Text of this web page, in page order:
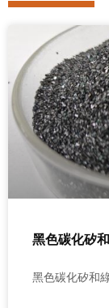
黑色碳化矽
黑色碳化矽和